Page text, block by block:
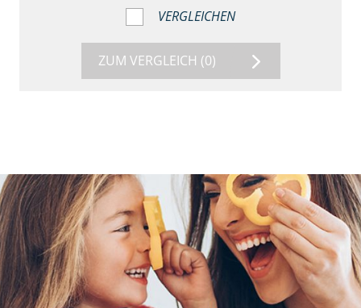
VERGLEICHEN
ZUM VERGLEICH (0)